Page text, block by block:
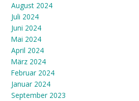
August 2024
Juli 2024
Juni 2024
Mai 2024
April 2024
März 2024
Februar 2024
Januar 2024
September 2023